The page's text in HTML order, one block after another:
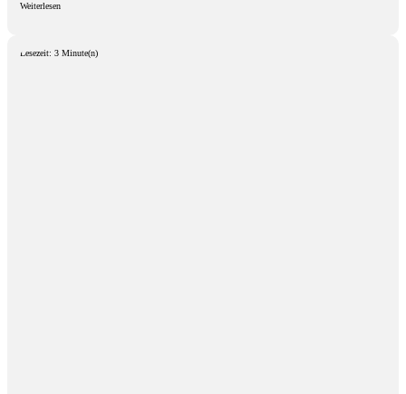
Weiterlesen
Lesezeit: 3 Minute(n)